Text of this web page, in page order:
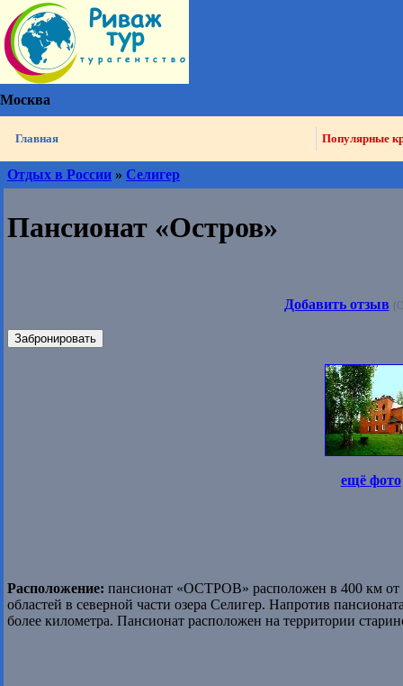
Москва
Главная Популярные
Отдых в России » Селигер
Пансионат «Остров»
Добавить отзыв
Забронировать
ещё фото
Расположение: пансионат «ОСТРОВ» расположен в 400 км
областей в северной части озера Селигер. Напротив
более километра. Пансионат расположен на территории